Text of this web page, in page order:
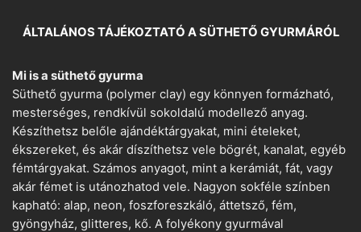
ÁLTALÁNOS TÁJÉKOZTATÓ A SÜTHETŐ GYURMÁRÓL
Mi is a süthető gyurma
Süthető gyurma (polymer clay) egy könnyen formázható,
mesterséges, rendkívül sokoldalú modellező anyag.
Készíthetsz belőle ajándéktárgyakat, mini ételeket,
ékszereket, és akár díszíthetsz vele bögrét, kanalat, egyéb
fémtárgyakat. Számos anyagot, mint a kerámiát, fát, vagy
akár fémet is utánozhatod vele. Nagyon sokféle színben
kapható: alap, neon, foszforeszkáló, áttetsző, fém,
gyöngyház, glitteres, kő. A folyékony gyurmával